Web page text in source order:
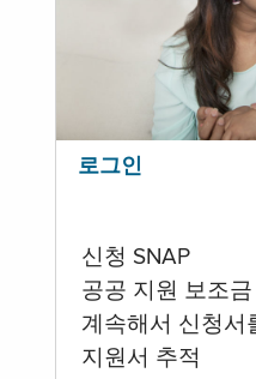
로그인
신청 SNAP
공공 지원 보조금
계속해서 신청서
지원서 추적